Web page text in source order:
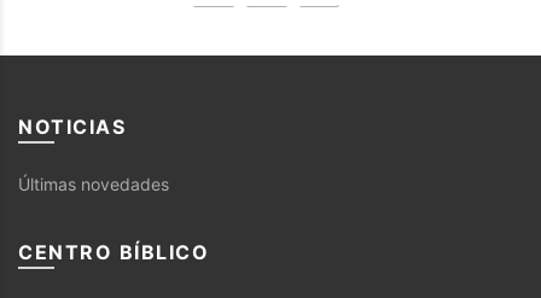
NOTICIAS
Últimas novedades
CENTRO BÍBLICO